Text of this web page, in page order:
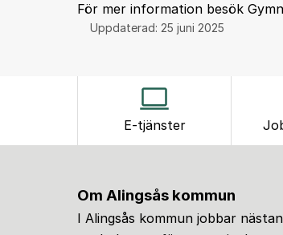
För mer information besök
Uppdaterad: 25 juni 2025
E-tjänster
Om Alingsås kommun
I Alingsås kommun jobbar